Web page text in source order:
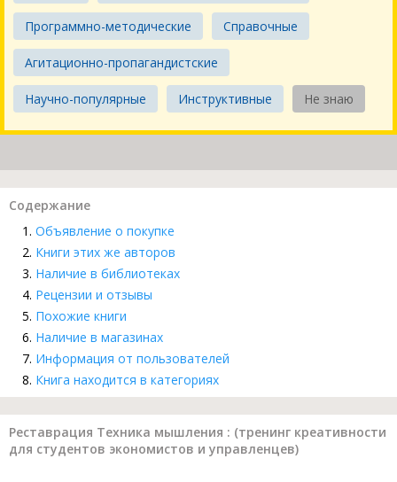
Программно-методические Справочные
Агитационно-пропагандистские
Научно-популярные Инструктивные Не знаю
Содержание
Объявление о покупке
Книги этих же авторов
Наличие в библиотеках
Рецензии и отзывы
Похожие книги
Наличие в магазинах
Информация от пользователей
Книга находится в категориях
Реставрация Техника мышления : (тренинг креативности
для студентов экономистов и управленцев)